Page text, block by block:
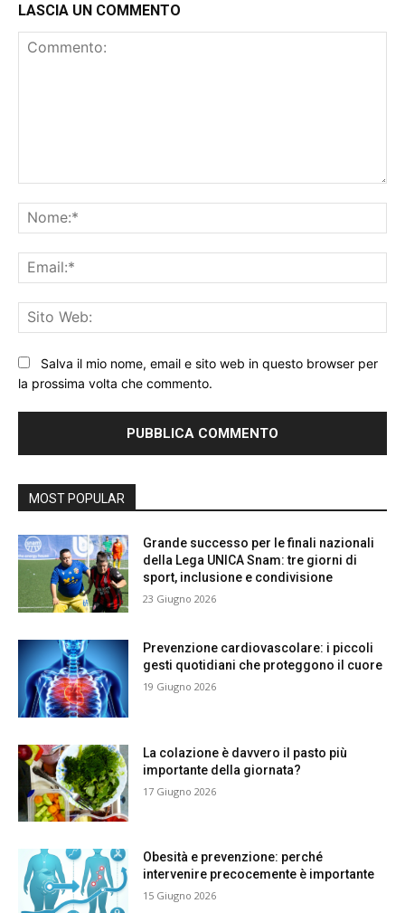
LASCIA UN COMMENTO
Salva il mio nome, email e sito web in questo browser per
la prossima volta che commento.
MOST POPULAR
Grande successo per le finali nazionali
della Lega UNICA Snam: tre giorni di
sport, inclusione e condivisione
23 Giugno 2026
Prevenzione cardiovascolare: i piccoli
gesti quotidiani che proteggono il cuore
19 Giugno 2026
La colazione è davvero il pasto più
importante della giornata?
17 Giugno 2026
Obesità e prevenzione: perché
intervenire precocemente è importante
15 Giugno 2026